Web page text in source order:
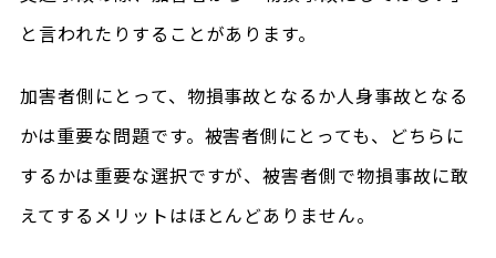
と言われたりすることがあります。
加害者側にとって、物損事故となるか人身事故となる
かは重要な問題です。被害者側にとっても、どちらに
するかは重要な選択ですが、被害者側で物損事故に敢
えてするメリットはほとんどありません。